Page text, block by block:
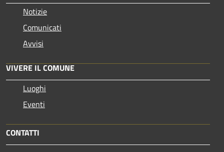
Notizie
Comunicati
Avvisi
VIVERE IL COMUNE
Luoghi
Eventi
CONTATTI